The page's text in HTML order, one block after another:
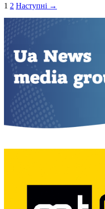
Пагінація
записів
1 2 Наступні →